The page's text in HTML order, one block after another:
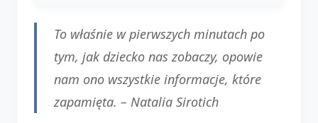
To właśnie w pierwszych minutach po
tym, jak dziecko nas zobaczy, opowie
nam ono wszystkie informacje, które
zapamięta. – Natalia Sirotich